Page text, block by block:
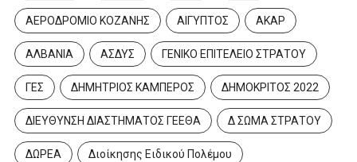
ΑΕΡΟΔΡΟΜΙΟ ΚΟΖΑΝΗΣ ΑΙΓΥΠΤΟΣ ΑΚΑΡ
ΑΛΒΑΝΙΑ ΑΣΔΥΣ ΓΕΝΙΚΟ ΕΠΙΤΕΛΕΙΟ ΣΤΡΑΤΟΥ
ΓΕΣ ΔΗΜΗΤΡΙΟΣ ΚΑΜΠΕΡΟΣ ΔΗΜΟΚΡΙΤΟΣ 2022
ΔΙΕΥΘΥΝΣΗ ΔΙΑΣΤΗΜΑΤΟΣ ΓΕΕΘΑ Δ ΣΩΜΑ ΣΤΡΑΤΟΥ
ΔΩΡΕΑ Διοίκησης Ειδικού Πολέμου